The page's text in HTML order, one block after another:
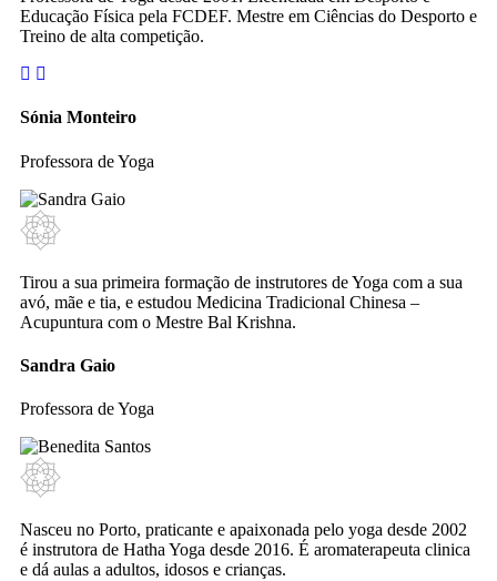
Educação Física pela FCDEF. Mestre em Ciências do Desporto e
Treino de alta competição.
Sónia Monteiro
Professora de Yoga
Tirou a sua primeira formação de instrutores de Yoga com a sua
avó, mãe e tia, e estudou Medicina Tradicional Chinesa –
Acupuntura com o Mestre Bal Krishna.
Sandra Gaio
Professora de Yoga
Nasceu no Porto, praticante e apaixonada pelo yoga desde 2002
é instrutora de Hatha Yoga desde 2016. É aromaterapeuta clinica
e dá aulas a adultos, idosos e crianças.